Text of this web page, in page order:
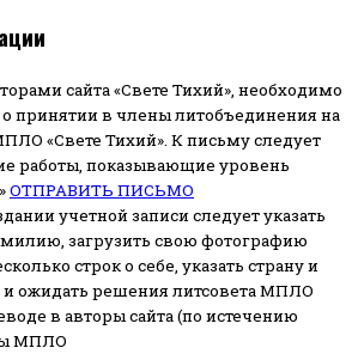
сайта «Свете Тихий», необходимо
о принятии в члены литобъединения на
«Свете Тихий». К письму следует
работы, показывающие уровень
ОТПРАВИТЬ ПИСЬМО
учетной записи следует указать
загрузить свою фотографию
строк о себе, указать страну и
ожидать решения литсовета МПЛО
в авторы сайта (по истечению
МПЛО